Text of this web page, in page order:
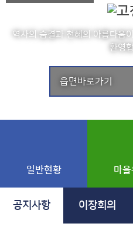
역사의 숨결과 천혜의 아름다움
환영
읍면바로가기
일반현황 마을
공지사항 이장회의